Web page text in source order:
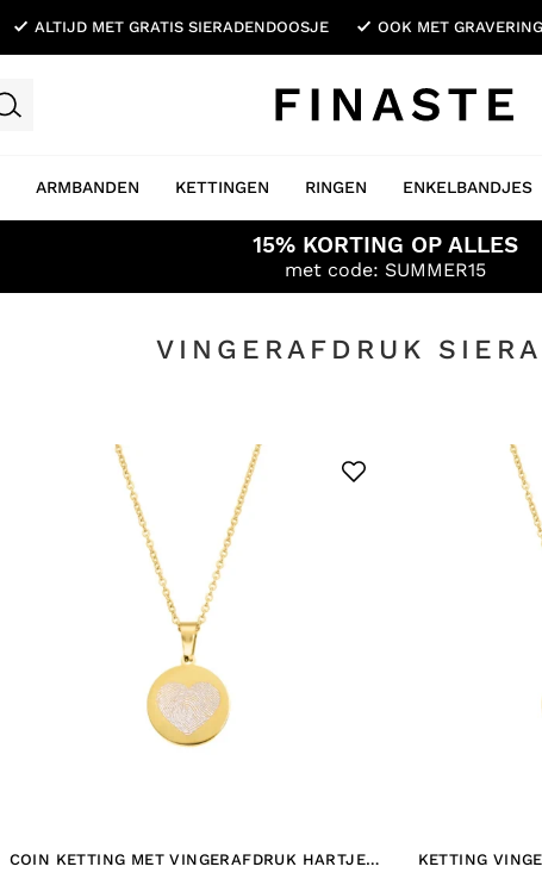
ALTIJD MET GRATIS SIERADENDOOSJE OOK MET
ARMBANDEN KETTINGEN RINGEN ENKELBANDJES
15% KORTING OP ALLES
met code: SUMMER15
VINGERAFDRUK
COIN KETTING MET VINGERAFDRUK HARTJE
KETTING